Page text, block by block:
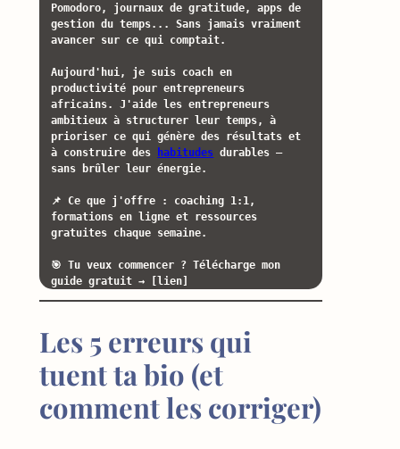
Pomodoro, journaux de gratitude, apps de
gestion du temps... Sans jamais vraiment
avancer sur ce qui comptait.
Aujourd'hui, je suis coach en
productivité pour entrepreneurs
africains. J'aide les entrepreneurs
ambitieux à structurer leur temps, à
prioriser ce qui génère des résultats et
à construire des
habitudes durables —
sans brûler leur énergie.
📌 Ce que j'offre : coaching 1:1,
formations en ligne et ressources
gratuites chaque semaine.
🎯 Tu veux commencer ? Télécharge mon
guide gratuit → [lien]
Les 5 erreurs qui
tuent ta bio (et
comment les corriger)